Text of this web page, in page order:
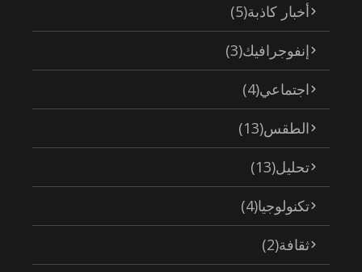
أخبار كاذبة(5)
إنفوجرافيك(3)
اجتماعي(4)
الطقس(13)
تحليل(13)
تكنولوجيا(4)
ثقافة(2)